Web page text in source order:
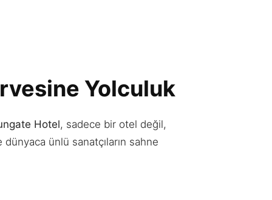
Yolculuk
Hotel, sadece bir otel değil,
ünlü sanatçıların sahne